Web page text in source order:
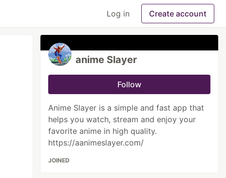
Log in Create account
anime Slayer
Follow
Anime Slayer is a simple and fast app that
helps you watch, stream and enjoy your
favorite anime in high quality.
https://aanimeslayer.com/
JOINED